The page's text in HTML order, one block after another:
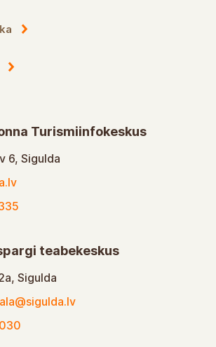
Turismiinfokeskus
6, Sigulda
teabekeskus
Sigulda